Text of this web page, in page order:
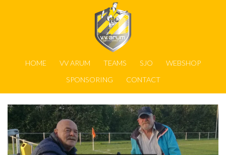
HOME VV ARUM TEAMS SJO
WEBSHOP
SPONSORING
CONTACT